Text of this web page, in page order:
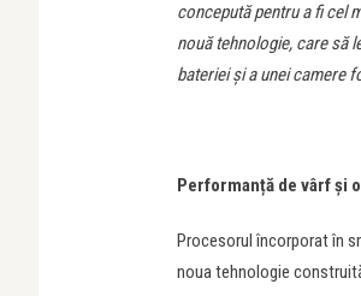
concepută pentru a fi cel
nouă tehnologie, care să
bateriei și a unei camere
Performanță de vârf și
Procesorul încorporat în
noua tehnologie